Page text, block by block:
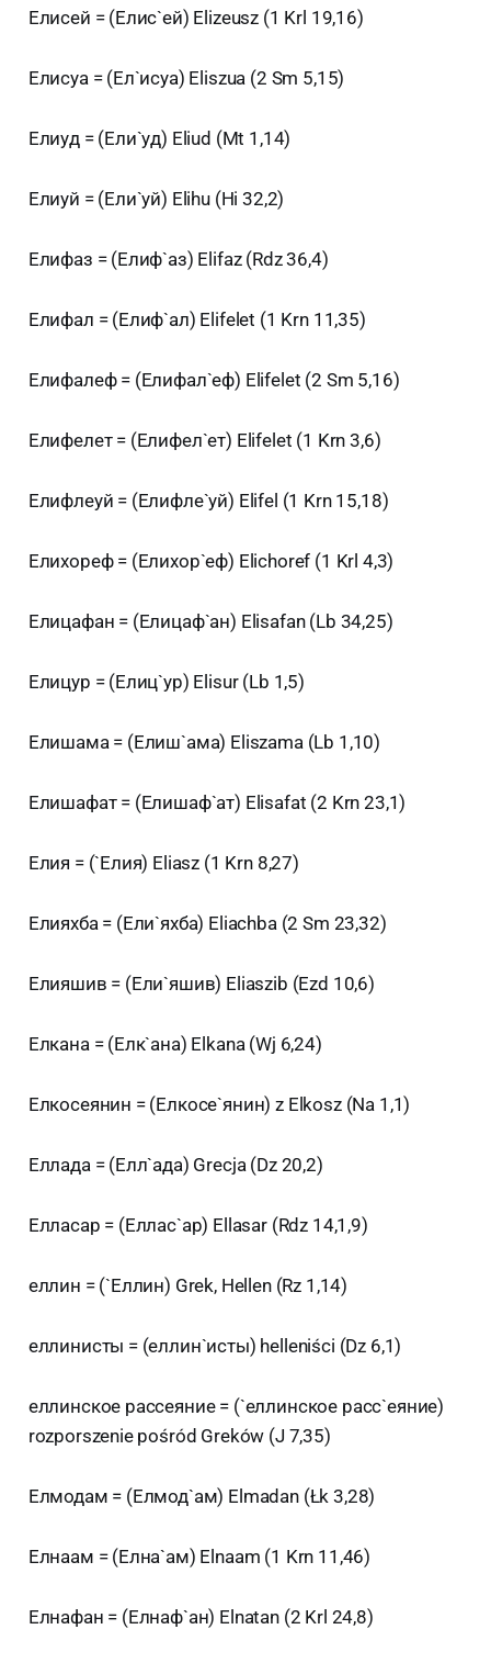
Елисей = (Елис`ей) Elizeusz (1 Krl 19,16)
Елисуа = (Ел`исуа) Eliszua (2 Sm 5,15)
Елиуд = (Ели`уд) Eliud (Mt 1,14)
Елиуй = (Ели`уй) Elihu (Hi 32,2)
Елифаз = (Елиф`аз) Elifaz (Rdz 36,4)
Елифал = (Елиф`ал) Elifelet (1 Krn 11,35)
Елифалеф = (Елифал`еф) Elifelet (2 Sm 5,16)
Елифелет = (Елифел`ет) Elifelet (1 Krn 3,6)
Елифлеуй = (Елифле`уй) Elifel (1 Krn 15,18)
Елихореф = (Елихор`еф) Elichoref (1 Krl 4,3)
Елицафан = (Елицаф`ан) Elisafan (Lb 34,25)
Елицур = (Елиц`ур) Elisur (Lb 1,5)
Елишама = (Елиш`ама) Eliszama (Lb 1,10)
Елишафат = (Елишаф`ат) Elisafat (2 Krn 23,1)
Елия = (`Елия) Eliasz (1 Krn 8,27)
Елияхба = (Ели`яхба) Eliachba (2 Sm 23,32)
Елияшив = (Ели`яшив) Eliaszib (Ezd 10,6)
Елкана = (Елк`ана) Elkana (Wj 6,24)
Елкосеянин = (Елкосе`янин) z Elkosz (Na 1,1)
Еллада = (Елл`ада) Grecja (Dz 20,2)
Елласар = (Еллас`ар) Ellasar (Rdz 14,1,9)
еллин = (`Еллин) Grek, Hellen (Rz 1,14)
еллинисты = (еллин`исты) helleniści (Dz 6,1)
еллинское рассеяние = (`еллинское расс`еяние)
rozporszenie pośród Greków (J 7,35)
Елмодам = (Елмод`ам) Elmadan (Łk 3,28)
Елнаам = (Елна`ам) Elnaam (1 Krn 11,46)
Елнафан = (Елнаф`ан) Elnatan (2 Krl 24,8)